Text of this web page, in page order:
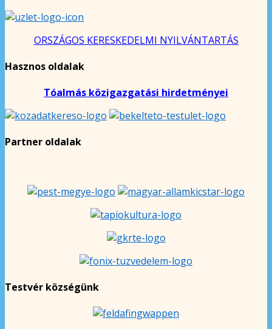
ORSZÁGOS KERESKEDELMI NYILVÁNTARTÁS
Hasznos oldalak
Tóalmás közigazgatási hirdetményei
Partner oldalak
Testvér községünk